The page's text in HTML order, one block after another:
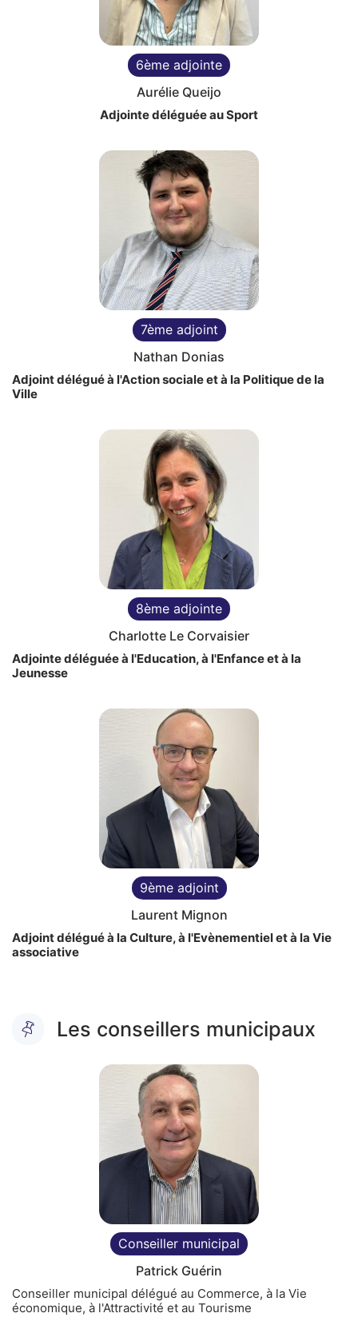
6ème adjointe
Aurélie Queijo
Adjointe déléguée au Sport
7ème adjoint
Nathan Donias
Adjoint délégué à l'Action sociale et à la Politique de la
Ville
8ème adjointe
Charlotte Le Corvaisier
Adjointe déléguée à l'Education, à l'Enfance et à la
Jeunesse
9ème adjoint
Laurent Mignon
Adjoint délégué à la Culture, à l'Evènementiel et à la Vie
associative
Les conseillers municipaux
Cliquer pour passer Les conseillers municipaux
Conseiller municipal
Patrick Guérin
Conseiller municipal délégué au Commerce, à la Vie
économique, à l'Attractivité et au Tourisme